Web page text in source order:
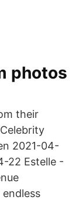
photos
their
2021-04-
22 Estelle -